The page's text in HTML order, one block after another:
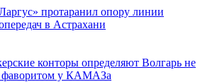
протаранил опору линии
в Астрахани
конторы определяют Волгарь не
у КАМАЗа